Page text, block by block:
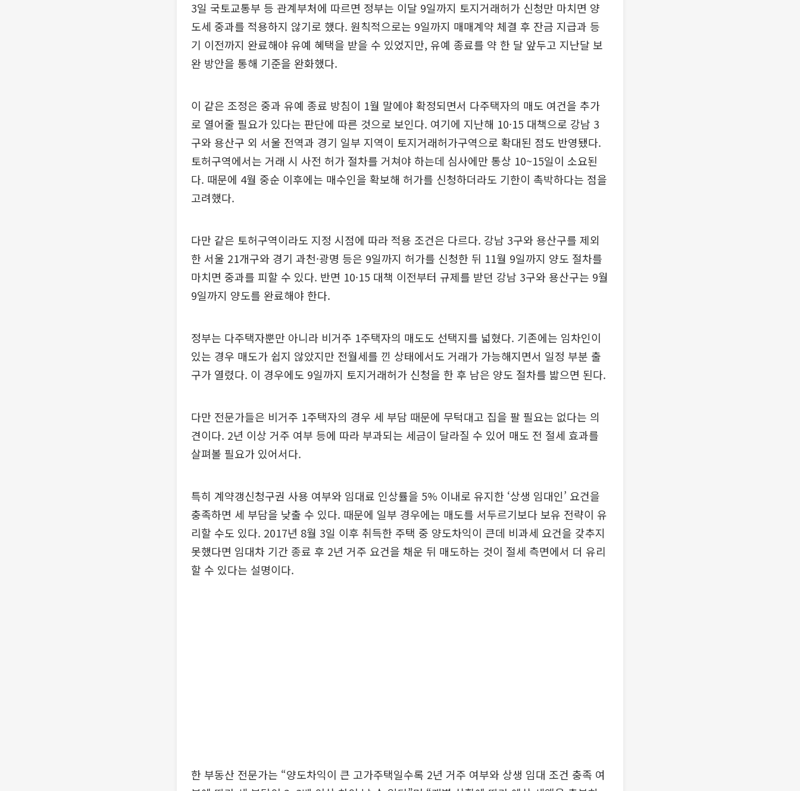
3일 국토교통부 등 관계부처에 따르면 정부는 이달 9일까지 토지거래허가 신청만 마치면 양
도세 중과를 적용하지 않기로 했다. 원칙적으로는 9일까지 매매계약 체결 후 잔금 지급과 등
기 이전까지 완료해야 유예 혜택을 받을 수 있었지만, 유예 종료를 약 한 달 앞두고 지난달 보
완 방안을 통해 기준을 완화했다.
이 같은 조정은 중과 유예 종료 방침이 1월 말에야 확정되면서 다주택자의 매도 여건을 추가
로 열어줄 필요가 있다는 판단에 따른 것으로 보인다. 여기에 지난해 10·15 대책으로 강남 3
구와 용산구 외 서울 전역과 경기 일부 지역이 토지거래허가구역으로 확대된 점도 반영됐다.
토허구역에서는 거래 시 사전 허가 절차를 거쳐야 하는데 심사에만 통상 10~15일이 소요된
다. 때문에 4월 중순 이후에는 매수인을 확보해 허가를 신청하더라도 기한이 촉박하다는 점을
고려했다.
다만 같은 토허구역이라도 지정 시점에 따라 적용 조건은 다르다. 강남 3구와 용산구를 제외
한 서울 21개구와 경기 과천·광명 등은 9일까지 허가를 신청한 뒤 11월 9일까지 양도 절차를
마치면 중과를 피할 수 있다. 반면 10·15 대책 이전부터 규제를 받던 강남 3구와 용산구는 9월
9일까지 양도를 완료해야 한다.
정부는 다주택자뿐만 아니라 비거주 1주택자의 매도도 선택지를 넓혔다. 기존에는 임차인이
있는 경우 매도가 쉽지 않았지만 전월세를 낀 상태에서도 거래가 가능해지면서 일정 부분 출
구가 열렸다. 이 경우에도 9일까지 토지거래허가 신청을 한 후 남은 양도 절차를 밟으면 된다.
다만 전문가들은 비거주 1주택자의 경우 세 부담 때문에 무턱대고 집을 팔 필요는 없다는 의
견이다. 2년 이상 거주 여부 등에 따라 부과되는 세금이 달라질 수 있어 매도 전 절세 효과를
살펴볼 필요가 있어서다.
특히 계약갱신청구권 사용 여부와 임대료 인상률을 5% 이내로 유지한 ‘상생 임대인’ 요건을
충족하면 세 부담을 낮출 수 있다. 때문에 일부 경우에는 매도를 서두르기보다 보유 전략이 유
리할 수도 있다. 2017년 8월 3일 이후 취득한 주택 중 양도차익이 큰데 비과세 요건을 갖추지
못했다면 임대차 기간 종료 후 2년 거주 요건을 채운 뒤 매도하는 것이 절세 측면에서 더 유리
할 수 있다는 설명이다.
한 부동산 전문가는 “양도차익이 큰 고가주택일수록 2년 거주 여부와 상생 임대 조건 충족 여